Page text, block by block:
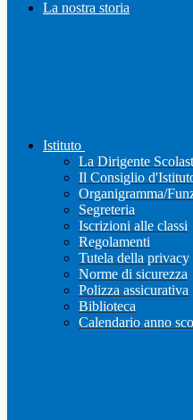
La nostra storia
Istituto
La Dirigente
Il Consiglio
Organigramma/
Segreteria
Iscrizioni alle classi
Regolamenti
Tutela della privacy
Norme di sicurezza
Polizza assicurativa
Biblioteca
Calendario anno